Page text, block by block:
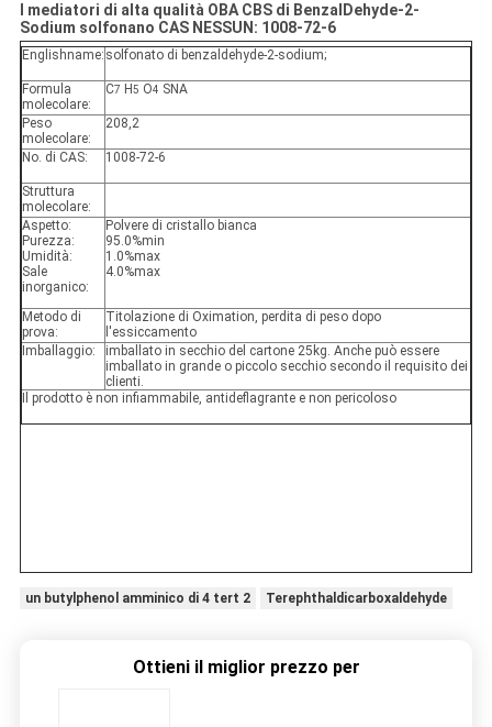
I mediatori di alta qualità OBA CBS di BenzalDehyde-2-
Sodium solfonano CAS NESSUN: 1008-72-6
Englishname: solfonato di benzaldehyde-2-sodium;
Formula
molecolare:
C7 H5 O4 SNA
Peso
molecolare:
208,2
No. di CAS: 1008-72-6
Struttura
molecolare:
Aspetto:
Purezza:
Umidità:
Sale
inorganico:
Polvere di cristallo bianca
95.0%min
1.0%max
4.0%max
Metodo di
prova:
Titolazione di Oximation, perdita di peso dopo
l'essiccamento
Imballaggio:
imballato in secchio del cartone 25kg. Anche può essere
imballato in grande o piccolo secchio secondo il requisito dei
clienti.
Il prodotto è non infiammabile, antideflagrante e non pericoloso
un butylphenol amminico di 4 tert 2 Terephthaldicarboxaldehyde
Ottieni il miglior prezzo per